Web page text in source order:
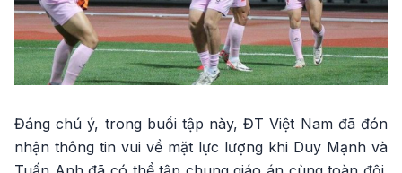
Đáng chú ý, trong buổi tập này, ĐT Việt Nam đã đón
nhận thông tin vui về mặt lực lượng khi Duy Mạnh và